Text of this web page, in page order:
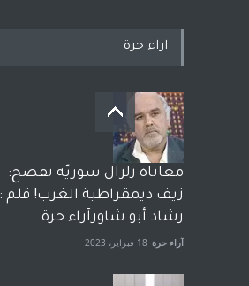
اراء حرة
معاناة زلزال سوريّة تفضح:
زيف ديمقراطية الغرب! قلم :
رشاد أبو شاورآراء حرة ..
آراء حرة 18 فبراير، 2023